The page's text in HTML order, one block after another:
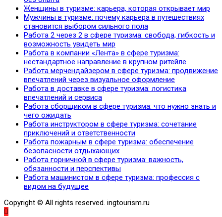
Женщины в туризме: карьера, которая открывает мир
Мужчины в туризме: почему карьера в путешествиях
становится выбором сильного пола
Работа 2 через 2 в сфере туризма: свобода, гибкость и
возможность увидеть мир
Работа в компании «Лента» в сфере туризма:
нестандартное направление в крупном ритейле
Работа мерчендайзером в сфере туризма: продвижение
впечатлений через визуальное оформление
Работа в доставке в сфере туризма: логистика
впечатлений и сервиса
Работа сборщиком в сфере туризма: что нужно знать и
чего ожидать
Работа инструктором в сфере туризма: сочетание
приключений и ответственности
Работа пожарным в сфере туризма: обеспечение
безопасности отдыхающих
Работа горничной в сфере туризма: важность,
обязанности и перспективы
Работа машинистом в сфере туризма: профессия с
видом на будущее
Copyright © All rights reserved. ingtourism.ru